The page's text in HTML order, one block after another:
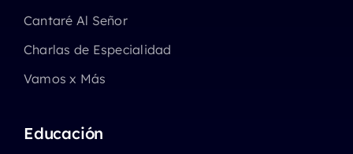
Cantaré Al Señor
Charlas de Especialidad
Vamos x Más
Educación